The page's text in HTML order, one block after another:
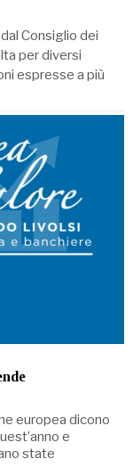
Consiglio dei
per diversi
espresse a più
europea dicono
e
state